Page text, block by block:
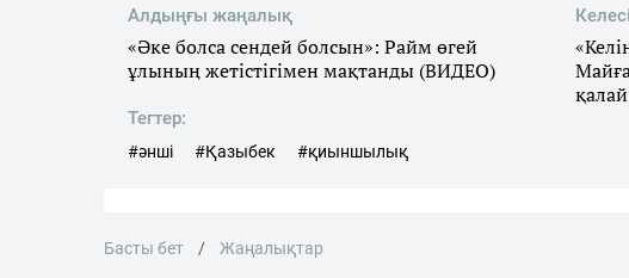
Алдыңғы жаңалық
«Әке болса сендей болсын»: Райм өгей
ұлының жетістігімен мақтанды (ВИДЕО)
Тегтер:
#әнші #Қазыбек #қиыншылық
Басты бет Жаңалықтар